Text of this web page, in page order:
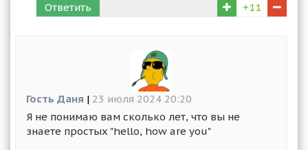
Ответить +11
Гость Даня | 23 июля 2024 20:20
Я не понимаю вам сколько лет, что вы не
знаете простых "hello, how are you"